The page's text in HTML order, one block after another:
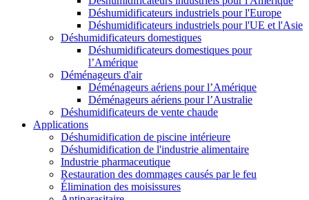
Déshumidificateurs industriels pour l'Europe
Déshumidificateurs industriels pour l'UE et l'Asie
Déshumidificateurs domestiques
Déshumidificateurs domestiques pour
l’Amérique
Déménageurs d'air
Déménageurs aériens pour l’Amérique
Déménageurs aériens pour l’Australie
Déshumidificateurs de vente chaude
Applications
Déshumidification de piscine intérieure
Déshumidification de l'industrie alimentaire
Industrie pharmaceutique
Restauration des dommages causés par le feu
Élimination des moisissures